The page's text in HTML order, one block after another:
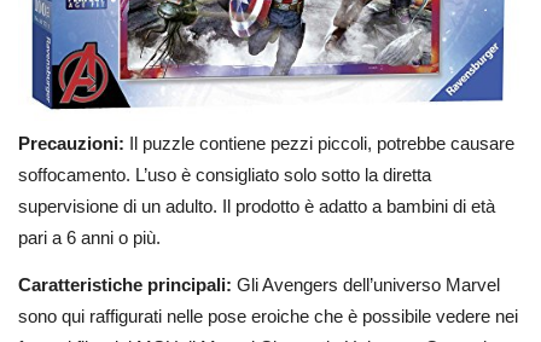
Precauzioni: Il puzzle contiene pezzi piccoli, potrebbe causare
soffocamento. L’uso è consigliato solo sotto la diretta
supervisione di un adulto. Il prodotto è adatto a bambini di età
pari a 6 anni o più.
Caratteristiche principali: Gli Avengers dell’universo Marvel
sono qui raffigurati nelle pose eroiche che è possibile vedere nei